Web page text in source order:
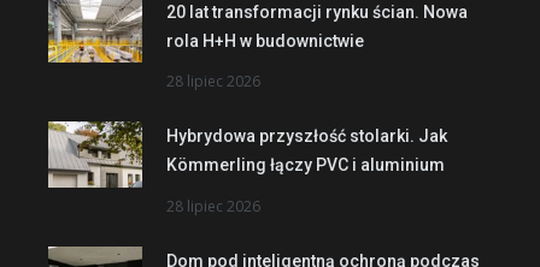
20 lat transformacji rynku ścian. Nowa
rola H+H w budownictwie
28 lipiec 2026
Hybrydowa przyszłość stolarki. Jak
Kömmerling łączy PVC i aluminium
28 lipiec 2026
Dom pod inteligentną ochroną podczas